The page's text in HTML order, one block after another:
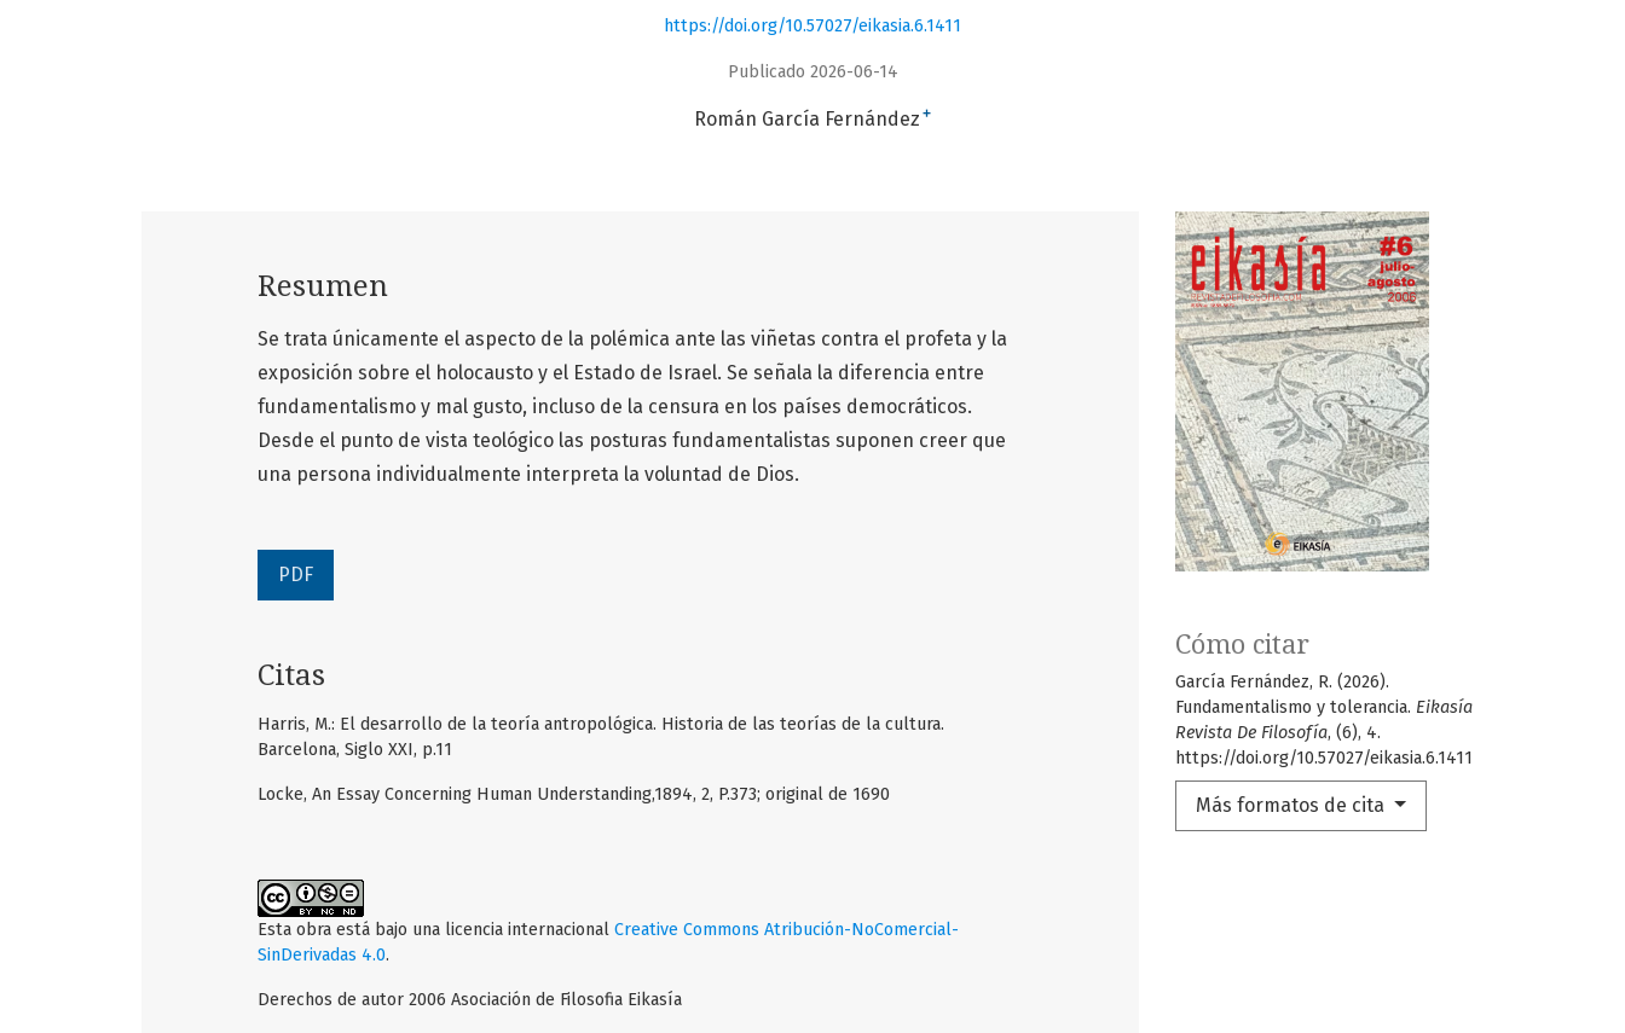
https://doi.org/10.57027/eikasia.6.1411
Publicado 2026-06-14
Román García Fernández +
Cómo citar
García Fernández, R. (2026).
Fundamentalismo y tolerancia. Eikasía
Revista De Filosofía, (6), 4.
https://doi.org/10.57027/eikasia.6.1411
Más formatos de cita
Resumen
Se trata únicamente el aspecto de la polémica ante las viñetas contra el profeta y la
exposición sobre el holocausto y el Estado de Israel. Se señala la diferencia entre
fundamentalismo y mal gusto, incluso de la censura en los países democráticos.
Desde el punto de vista teológico las posturas fundamentalistas suponen creer que
una persona individualmente interpreta la voluntad de Dios.
PDF
Citas
Harris, M.: El desarrollo de la teoría antropológica. Historia de las teorías de la cultura.
Barcelona, Siglo XXI, p.11
Locke, An Essay Concerning Human Understanding,1894, 2, P.373; original de 1690
Esta obra está bajo una licencia internacional Creative Commons Atribución-NoComercial-
SinDerivadas 4.0.
Derechos de autor 2006 Asociación de Filosofia Eikasía